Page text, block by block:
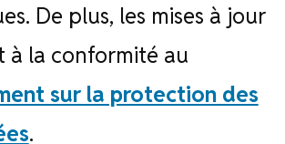
De plus, les mises à jour
à la conformité au
sur la protection des
.